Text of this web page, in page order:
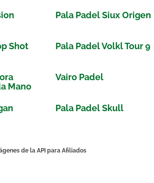
Pala Padel Siux Origen
Shot
Pala Padel Volkl Tour 9
Mano
Vairo Padel
Pala Padel Skull
de la API para Afiliados